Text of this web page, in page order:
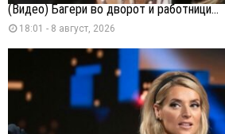
(Видео) Багери во дворот и работници...
18:01 - 8 август, 2026